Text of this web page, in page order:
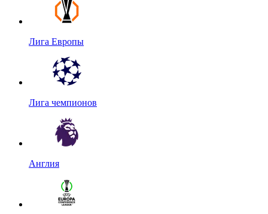
Лига Европы
Лига чемпионов
Англия